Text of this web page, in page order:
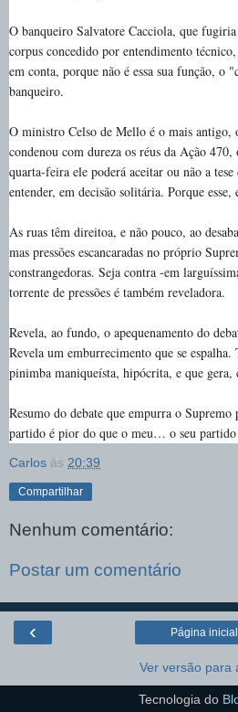
O banqueiro Salvatore Cacciola, que
corpus concedido por entendimento
em conta, porque não é essa sua função, o
banqueiro.
O ministro Celso de Mello é o mais antigo,
condenou com dureza os réus da Ação
quarta-feira ele poderá aceitar ou não a
entender, em decisão solitária. Porque esse,
As ruas têm direitoa, e não pouco, ao
mas pressões escancaradas no próprio
constrangedoras. Seja contra -em
torrente de pressões é também reveladora.
Revela, ao fundo, o apequenamento do
Revela um emburrecimento que se
pinimba maniqueísta, hipócrita, e que gera,
Resumo do debate que empurra o Supremo
partido é pior do que o meu… o seu
Carlos às 20:39
Compartilhar
Nenhum comentário:
Postar um comentário
‹ Página inicial
Ver versão para
Tecnologia do